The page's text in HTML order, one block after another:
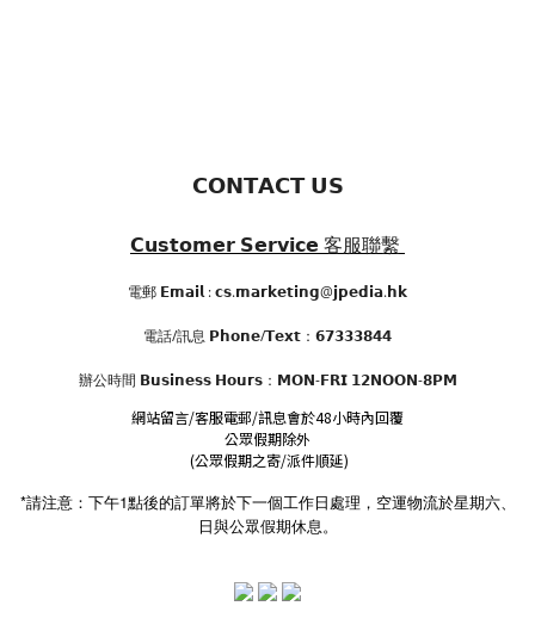
𝗖𝗢𝗡𝗧𝗔𝗖𝗧 𝗨𝗦
𝗖𝘂𝘀𝘁𝗼𝗺𝗲𝗿 𝗦𝗲𝗿𝘃𝗶𝗰𝗲 客服聯繫
電郵 𝗘𝗺𝗮𝗶𝗹 : 𝗰𝘀.𝗺𝗮𝗿𝗸𝗲𝘁𝗶𝗻𝗴@𝗷𝗽𝗲𝗱𝗶𝗮.𝗵𝗸
電話/訊息 𝗣𝗵𝗼𝗻𝗲/𝗧𝗲𝘅𝘁：𝟲𝟳𝟯𝟯𝟯𝟴𝟰𝟰
辦公時間 𝗕𝘂𝘀𝗶𝗻𝗲𝘀𝘀 𝗛𝗼𝘂𝗿𝘀：𝗠𝗢𝗡-𝗙𝗥𝗜 𝟭𝟮𝗡𝗢𝗢𝗡-𝟴𝗣𝗠
網站留言/客服電郵/訊息會於48小時內回覆
公眾假期除外
(公眾假期之寄/派件順延)
*請注意：下午1點後的訂單將於下一個工作日處理，空運物流於星期六、
日與公眾假期休息。